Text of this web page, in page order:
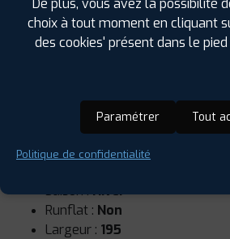
Saison :Hiver
Runflat : Non
Largeur : 195
De plus, vous avez la possibilité
choix à tout moment en cliquant
des cookies' présent dans le
Paramétrer Tout
Politique de confidentialité